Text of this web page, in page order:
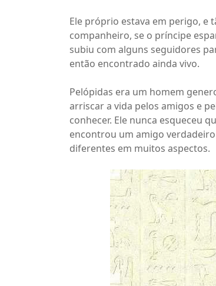
Ele próprio estava em perigo, e
companheiro, se o príncipe
subiu com alguns seguidores
então encontrado ainda vivo.
Pelópidas era um homem
arriscar a vida pelos amigos e
conhecer. Ele nunca esqueceu
encontrou um amigo
diferentes em muitos aspectos.